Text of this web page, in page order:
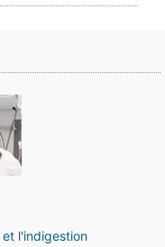
et l'indigestion